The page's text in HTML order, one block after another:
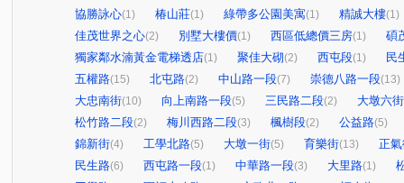
協勝詠心(1) 椿山莊(1) 綠帶多公園美寓(1) 精誠大樓(1)
佳茂世界之心(2) 別墅大樓價(1) 西區低總價三房(1)
碩
獨家鄰水湳黃金電梯透店(1) 聚佳大砌(2) 西屯段(1)
民
五權路(15) 北屯路(2) 中山路一段(7) 崇德八路一段(13)
大忠南街(10) 向上南路一段(5) 三民路二段(2)
大墩六街
松竹路二段(2) 梅川西路二段(3) 楓樹段(2) 公益路(5)
錦新街(4) 工學北路(5) 大墩一街(5) 育樂街(13)
正
民生路(6) 西屯路一段(1) 中華路一段(3) 大里路(1)